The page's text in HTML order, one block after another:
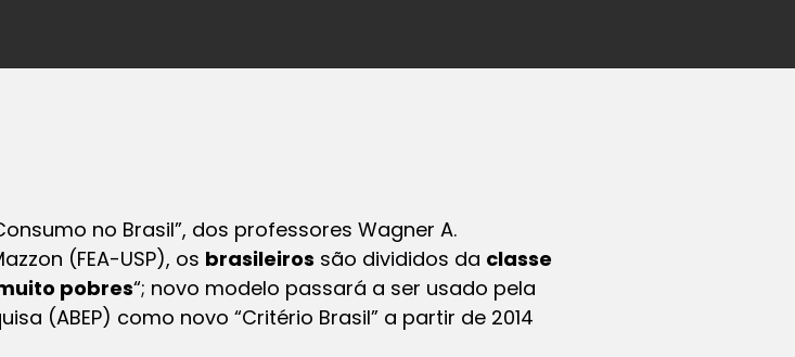
no Brasil”, dos professores Wagner A.
(FEA-USP), os brasileiros são divididos da classe
pobres“; novo modelo passará a ser usado pela
(ABEP) como novo “Critério Brasil” a partir de 2014